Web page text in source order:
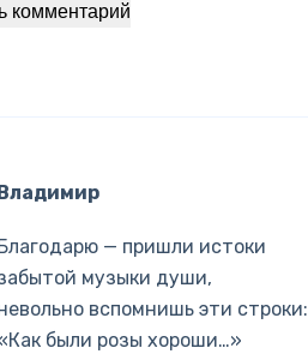
комментарий
Благодарю — пришли истоки
музыки души,
вспомнишь эти строки:
были розы хороши…»